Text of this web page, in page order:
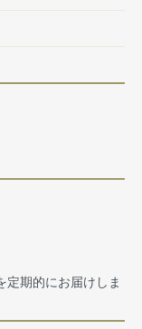
定期的にお届けしま